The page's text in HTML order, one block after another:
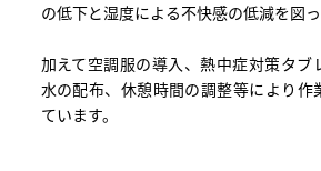
の低下と湿度による不快感の低減を図っ
加えて空調服の導入、熱中症対策タブ
水の配布、休憩時間の調整等により作
ています。